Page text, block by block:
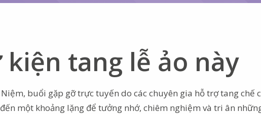
tang lễ ảo này
buổi gặp gỡ trực tuyến do các chuyên gia hỗ trợ tang chế
một khoảng lặng để tưởng nhớ, chiêm nghiệm và tri ân